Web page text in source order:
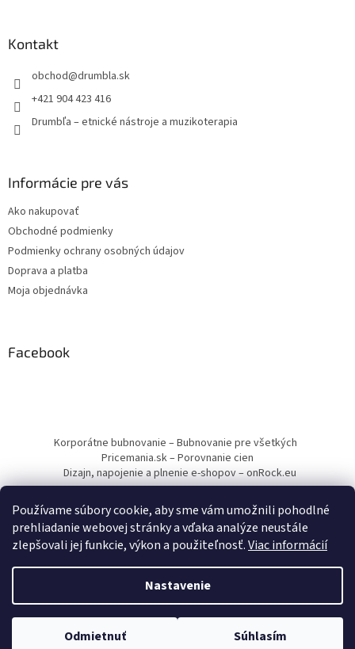
Používame súbory cookie, aby sme vám umožnili pohodlné
prehliadanie webovej stránky a vďaka analýze neustále
zlepšovali jej funkcie, výkon a použiteľnosť.Viac informácií
Nastavenie
Odmietnuť Súhlasím
Kontakt
obchod@drumbla.sk
+421 904 423 416
Drumbľa – etnické nástroje a muzikoterapia
Informácie pre vás
Ako nakupovať
Obchodné podmienky
Podmienky ochrany osobných údajov
Doprava a platba
Moja objednávka
Facebook
Korporátne bubnovanie – Bubnovanie pre všetkých
Pricemania.sk – Porovnanie cien
Dizajn, napojenie a plnenie e-shopov – onRock.eu
Copyright 2026Drumbľa – Etnické nástroje a muzikoterapia.
Všetky práva vyhradené.
Upraviť nastavenie cookies